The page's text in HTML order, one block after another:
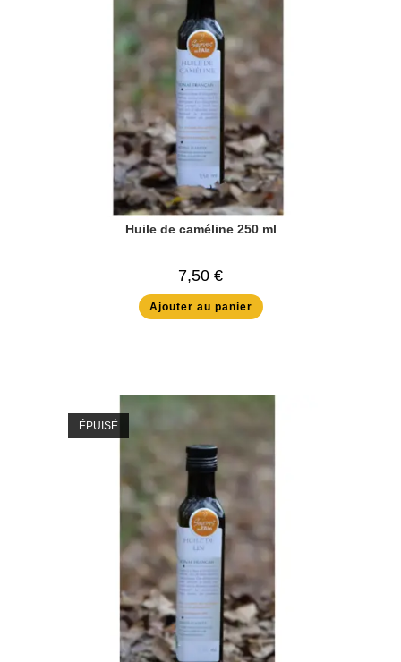
Huile de caméline 250 ml
7,50 €
Ajouter au panier
ÉPUISÉ